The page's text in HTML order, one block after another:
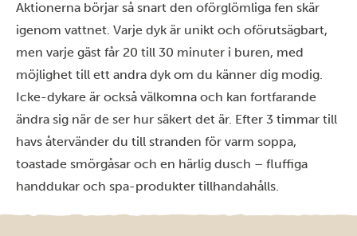
Aktionerna börjar så snart den oförglömliga fen skär
igenom vattnet. Varje dyk är unikt och oförutsägbart,
men varje gäst får 20 till 30 minuter i buren, med
möjlighet till ett andra dyk om du känner dig modig.
Icke-dykare är också välkomna och kan fortfarande
ändra sig när de ser hur säkert det är. Efter 3 timmar till
havs återvänder du till stranden för varm soppa,
toastade smörgåsar och en härlig dusch – fluffiga
handdukar och spa-produkter tillhandahålls.